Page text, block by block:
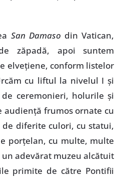
San Damaso din Vatican,
zăpadă, apoi suntem
elveţiene, conform listelor
cu liftul la nivelul I şi
ceremonieri, holurile şi
audienţă frumos ornate cu
diferite culori, cu statui,
porţelan, cu multe, multe
adevărat muzeu alcătuit
primite de către Pontifii